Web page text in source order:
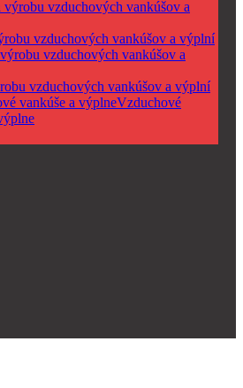
vzduchových vankúšov a výplní
vzduchových vankúšov a výplní
Vzduchové